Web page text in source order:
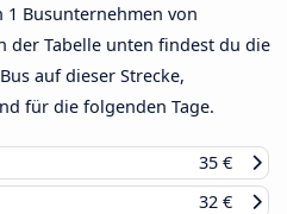
1 Busunternehmen von
der Tabelle unten findest du die
auf dieser Strecke,
für die folgenden Tage.
35 €
32 €